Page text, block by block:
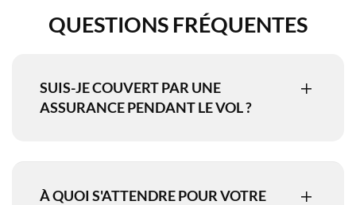
QUESTIONS FRÉQUENTES
SUIS-JE COUVERT PAR UNE
ASSURANCE PENDANT LE VOL ?
À QUOI S'ATTENDRE POUR VOTRE